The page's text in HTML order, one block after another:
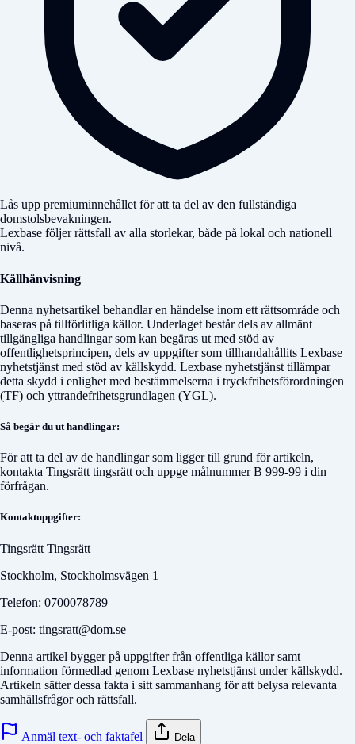
Lås upp premiuminnehållet för att ta del av den fullständiga
domstolsbevakningen.
Lexbase följer rättsfall av alla storlekar, både på lokal och nationell
nivå.
Källhänvisning
Denna nyhetsartikel behandlar en händelse inom ett rättsområde och
baseras på tillförlitliga källor. Underlaget består dels av allmänt
tillgängliga handlingar som kan begäras ut med stöd av
offentlighetsprincipen, dels av uppgifter som tillhandahållits Lexbase
nyhetstjänst med stöd av källskydd. Lexbase nyhetstjänst tillämpar
detta skydd i enlighet med bestämmelserna i tryckfrihetsförordningen
(TF) och yttrandefrihetsgrundlagen (YGL).
Så begär du ut handlingar:
För att ta del av de handlingar som ligger till grund för artikeln,
kontakta Tingsrätt tingsrätt och uppge målnummerB 999-99 i din
förfrågan.
Kontaktuppgifter:
Tingsrätt Tingsrätt
Stockholm, Stockholmsvägen 1
Telefon: 0700078789
E-post: tingsratt@dom.se
Denna artikel bygger på uppgifter från offentliga källor samt
information förmedlad genom Lexbase nyhetstjänst under källskydd.
Artikeln sätter dessa fakta i sitt sammanhang för att belysa relevanta
samhällsfrågor och rättsfall.
Anmäl text- och faktafel Dela